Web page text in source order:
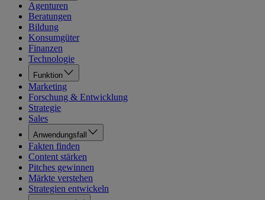
Agenturen
Beratungen
Bildung
Konsumgüter
Finanzen
Technologie
Funktion
Marketing
Forschung & Entwicklung
Strategie
Sales
Anwendungsfall
Fakten finden
Content stärken
Pitches gewinnen
Märkte verstehen
Strategien entwickeln